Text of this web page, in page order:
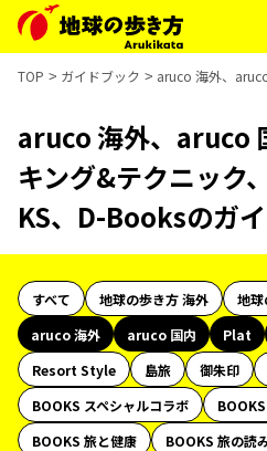
TOP ガイドブック aruco 海外、
aruco 海外、aruco
キング&テクニック
KS、D-Booksのガ
すべて 地球の歩き方 海外
地球
aruco 海外
aruco 国内 Plat
Resort Style
島旅 御朱印
BOOKS スペシャルコラボ
BOOKS 旅と健康
BOOKS 旅の読